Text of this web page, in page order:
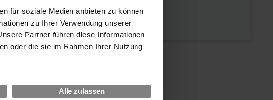
für soziale Medien anbieten zu können
zu Ihrer Verwendung unserer
Partner führen diese Informationen
oder die sie im Rahmen Ihrer Nutzung
Alle zulassen